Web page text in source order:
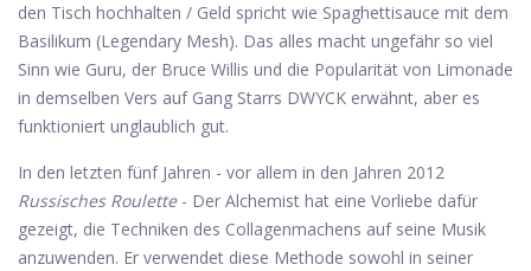
den Tisch hochhalten / Geld spricht wie Spaghettisauce mit dem
Basilikum (Legendary Mesh). Das alles macht ungefähr so ​​viel
Sinn wie Guru, der Bruce Willis und die Popularität von Limonade
in demselben Vers auf Gang Starrs DWYCK erwähnt, aber es
funktioniert unglaublich gut.
In den letzten fünf Jahren - vor allem in den Jahren 2012
Russisches Roulette- Der Alchemist hat eine Vorliebe dafür
gezeigt, die Techniken des Collagenmachens auf seine Musik
anzuwenden. Er verwendet diese Methode sowohl in seiner